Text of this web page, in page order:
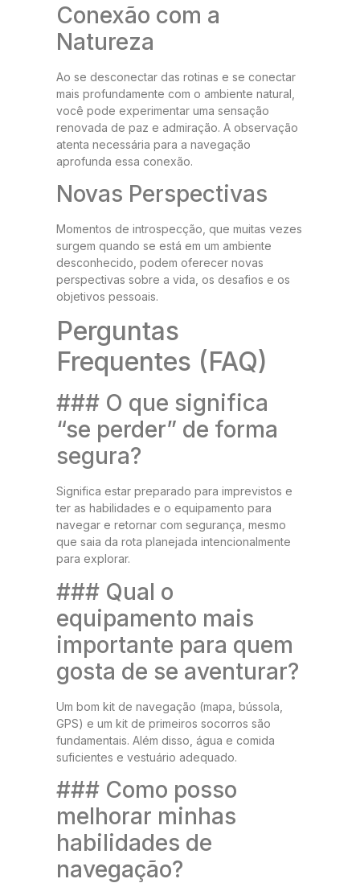
Conexão com a
Natureza
Ao se desconectar das rotinas e se conectar
mais profundamente com o ambiente natural,
você pode experimentar uma sensação
renovada de paz e admiração. A observação
atenta necessária para a navegação
aprofunda essa conexão.
Novas Perspectivas
Momentos de introspecção, que muitas vezes
surgem quando se está em um ambiente
desconhecido, podem oferecer novas
perspectivas sobre a vida, os desafios e os
objetivos pessoais.
Perguntas
Frequentes (FAQ)
### O que significa
“se perder” de forma
segura?
Significa estar preparado para imprevistos e
ter as habilidades e o equipamento para
navegar e retornar com segurança, mesmo
que saia da rota planejada intencionalmente
para explorar.
### Qual o
equipamento mais
importante para quem
gosta de se aventurar?
Um bom kit de navegação (mapa, bússola,
GPS) e um kit de primeiros socorros são
fundamentais. Além disso, água e comida
suficientes e vestuário adequado.
### Como posso
melhorar minhas
habilidades de
navegação?